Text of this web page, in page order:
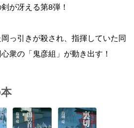
が冴える第8弾！
っ引きが殺され、指揮していた同
衆の「鬼彦組」が動き出す！